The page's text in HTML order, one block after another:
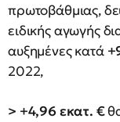
πρωτοβάθμιας,
ειδικής αγωγής
αυξημένες κατά
2022,
> +4,96 εκατ. €